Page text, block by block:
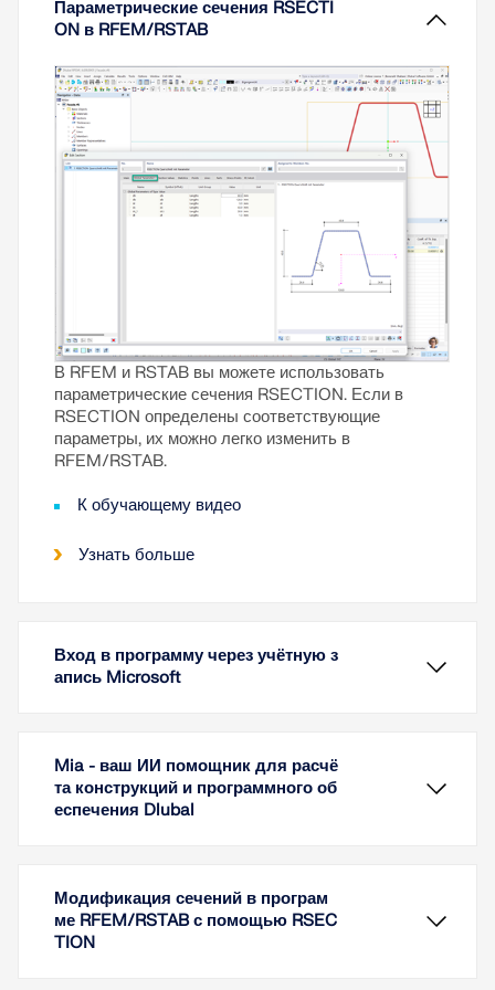
ниже на примере.
Узнать больше
Параметрические сечения RSECTI
ON в RFEM/RSTAB
В RFEM и RSTAB вы можете использовать
параметрические сечения RSECTION. Если в
RSECTION определены соответствующие
параметры, их можно легко изменить в
RFEM/RSTAB.
К обучающему видео
Узнать больше
Вход в программу через учётную з
апись Microsoft
Mia - ваш ИИ помощник для расчё
та конструкций и программного об
еспечения Dlubal
Модификация сечений в програм
ме RFEM/RSTAB с помощью RSEC
TION